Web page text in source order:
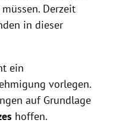
Derzeit
in dieser
ein
vorlegen.
auf Grundlage
hoffen.